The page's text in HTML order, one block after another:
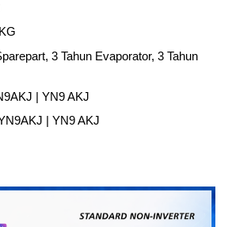
3 Tahun Evaporator, 3 Tahun
| YN9 AKJ
| YN9 AKJ